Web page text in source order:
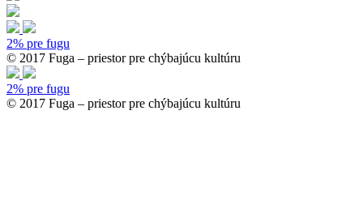
2% pre fugu
© 2017 Fuga – priestor pre chýbajúcu kultúru
2% pre fugu
© 2017 Fuga – priestor pre chýbajúcu kultúru